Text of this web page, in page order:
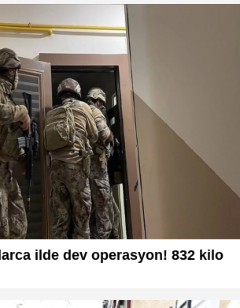
ilde dev operasyon! 832 kilo